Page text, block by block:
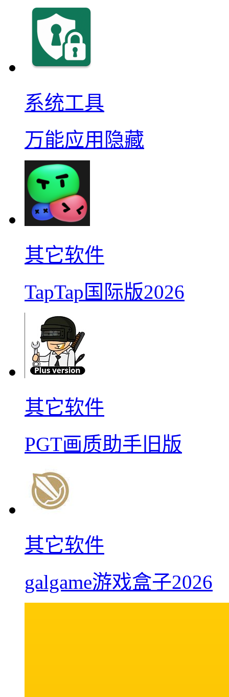
系统工具
万能应用隐藏
其它软件
TapTap国际版2026
其它软件
PGT画质助手旧版
其它软件
galgame游戏盒子2026